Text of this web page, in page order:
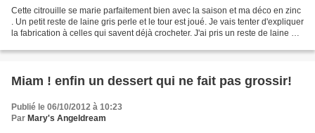
Cette citrouille se marie parfaitement bien avec la saison et ma déco en zinc
. Un petit reste de laine gris perle et le tour est joué. Je vais tenter d'expliquer
la fabrication à celles qui savent déjà crocheter. J'ai pris un reste de laine et
Miam ! enfin un dessert qui ne fait pas grossir!
Publié le 06/10/2012 à 10:23
Par Mary's Angeldream